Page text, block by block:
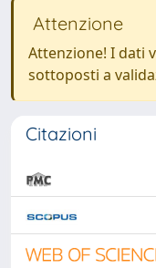
Attenzione
Attenzione! I dati
sottoposti a
Citazioni